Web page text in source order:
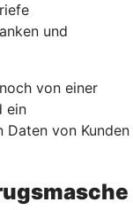
und
von einer
ein
Daten von Kunden